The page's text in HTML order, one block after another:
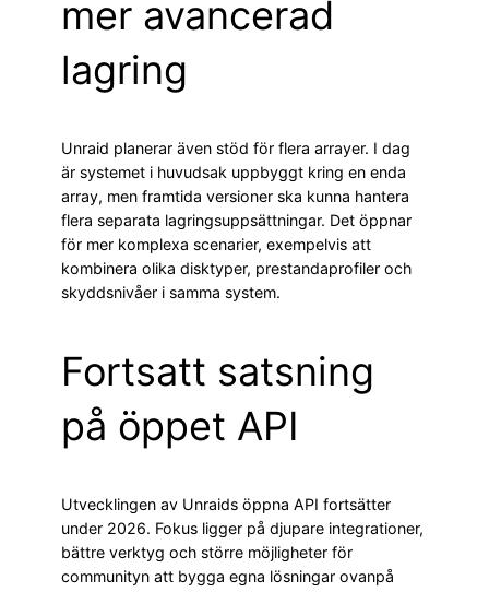
mer avancerad
lagring
Unraid planerar även stöd för flera arrayer. I dag
är systemet i huvudsak uppbyggt kring en enda
array, men framtida versioner ska kunna hantera
flera separata lagringsuppsättningar. Det öppnar
för mer komplexa scenarier, exempelvis att
kombinera olika disktyper, prestandaprofiler och
skyddsnivåer i samma system.
Fortsatt satsning
på öppet API
Utvecklingen av Unraids öppna API fortsätter
under 2026. Fokus ligger på djupare integrationer,
bättre verktyg och större möjligheter för
communityn att bygga egna lösningar ovanpå